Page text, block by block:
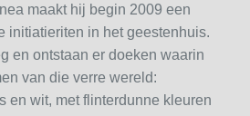
maakt hij begin 2009 een
initiatieriten in het geestenhuis.
en ontstaan er doeken waarin
van die verre wereld:
en wit, met flinterdunne kleuren